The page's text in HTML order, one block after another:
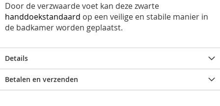
Door de verzwaarde voet kan deze zwarte
handdoekstandaard op een veilige en stabile manier in
de badkamer worden geplaatst.
Details
Betalen en verzenden